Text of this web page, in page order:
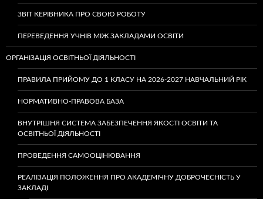
ЗВІТ КЕРІВНИКА ПРО СВОЮ РОБОТУ
ПЕРЕВЕДЕННЯ УЧНІВ МІЖ ЗАКЛАДАМИ ОСВІТИ
ОРГАНІЗАЦІЯ ОСВІТНЬОЇ ДІЯЛЬНОСТІ
ПРАВИЛА ПРИЙОМУ ДО 1 КЛАСУ НА 2026-2027 НАВЧАЛЬНИЙ РІК
НОРМАТИВНО-ПРАВОВА БАЗА
ВНУТРІШНЯ СИСТЕМА ЗАБЕЗПЕЧЕННЯ ЯКОСТІ ОСВІТИ ТА
ОСВІТНЬОЇ ДІЯЛЬНОСТІ
ПРОВЕДЕННЯ САМООЦІНЮВАННЯ
РЕАЛІЗАЦІЯ ПОЛОЖЕННЯ ПРО АКАДЕМІЧНУ ДОБРОЧЕСНІСТЬ У
ЗАКЛАДІ